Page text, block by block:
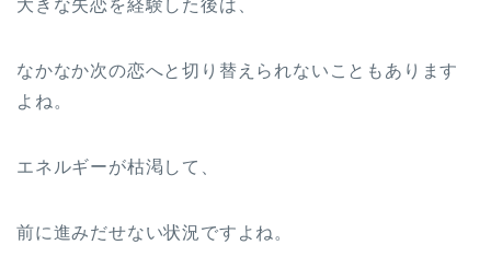
大きな失恋を経験した後は、
なかなか次の恋へと切り替えられないこともあります
よね。
エネルギーが枯渇して、
前に進みだせない状況ですよね。